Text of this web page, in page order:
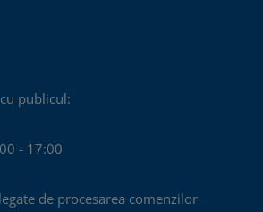
publicul:
- 17:00
de procesarea comenzilor